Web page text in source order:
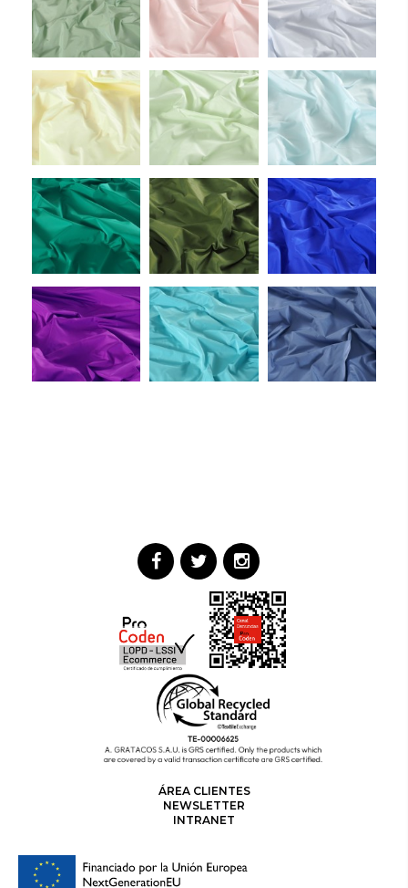
ÁREA CLIENTES
NEWSLETTER
INTRANET